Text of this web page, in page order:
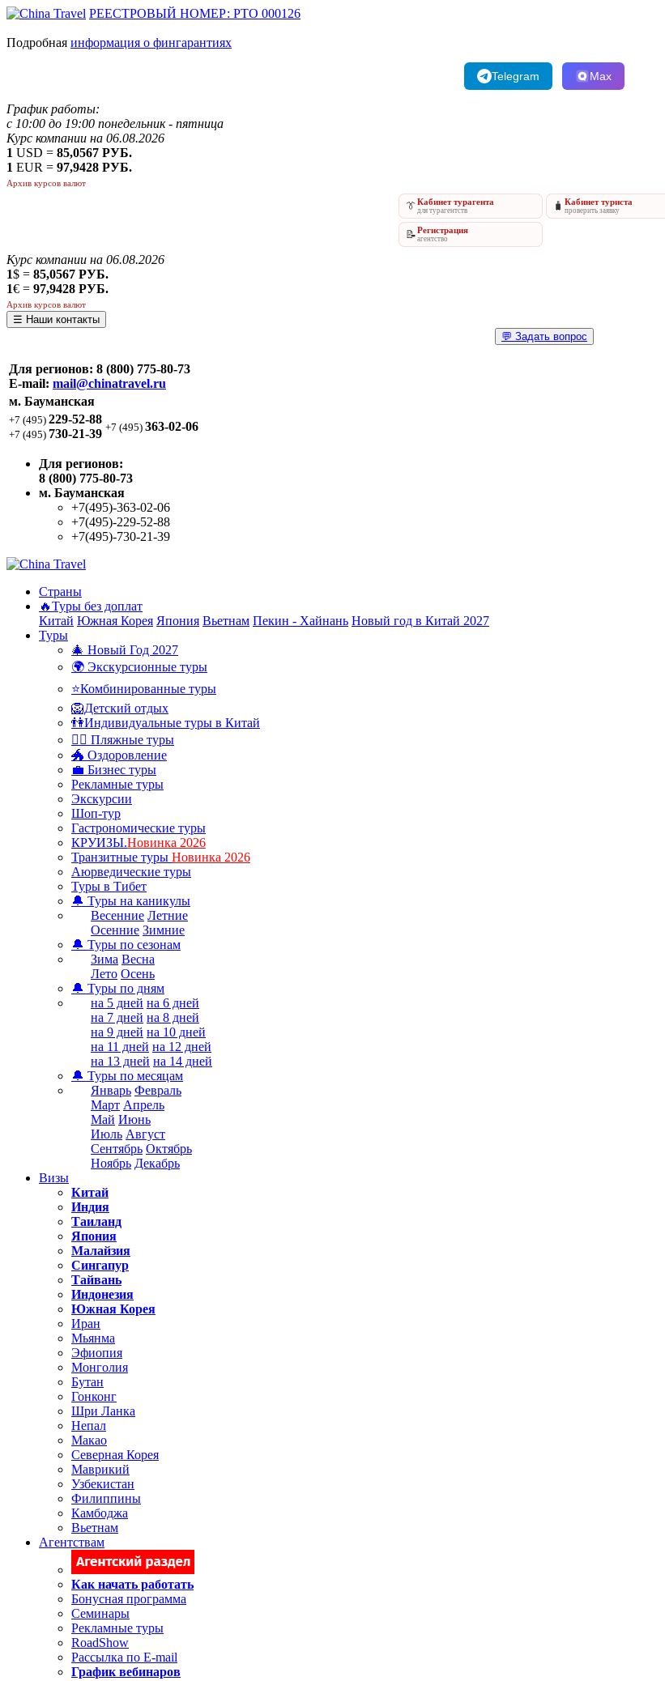
РЕЕСТРОВЫЙ НОМЕР: РТО 000126
Подробная информация о фингарантиях
Telegram Max
График работы:
с 10:00 до 19:00 понедельник - пятница
Курс компании на 06.08.2026
1 USD = 85,0567 РУБ.
1 EUR = 97,9428 РУБ.
Архив курсов валют
👔Кабинет турагента
для турагентств 🧳 Кабинет туриста
проверить заявку
📝Регистрация
агентство
Курс компании на 06.08.2026
1$ = 85,0567 РУБ.
1€ = 97,9428 РУБ.
Архив курсов валют
☰ Наши контакты
💬 Задать вопрос
Для регионов: 8 (800) 775-80-73
E-mail: mail@chinatravel.ru
м. Бауманская
+7 (495) 229-52-88
+7 (495) 730-21-39 +7 (495) 363-02-06
Для регионов:
8 (800) 775-80-73
м. Бауманская
+7(495)-363-02-06
+7(495)-229-52-88
+7(495)-730-21-39
Страны
🔥Туры без доплат
Китай Южная Корея Япония Вьетнам Пекин - Хайнань Новый год в Китай 2027
Туры
🎄 Новый Год 2027
🌍 Экскурсионные туры
⭐Комбинированные туры
🦁Детский отдых
👫Индивидуальные туры в Китай
🏊‍♂ Пляжные туры
🐲 Оздоровление
💼 Бизнес туры
Рекламные туры
Экскурсии
Шоп-тур
Гастрономические туры
КРУИЗЫ.Новинка 2026
Транзитные туры Новинка 2026
Аюрведические туры
Туры в Тибет
🔔 Туры на каникулы
Весенние Летние
Осенние Зимние
🔔 Туры по сезонам
Зима Весна
Лето Осень
🔔 Туры по дням
на 5 дней на 6 дней
на 7 дней на 8 дней
на 9 дней на 10 дней
на 11 дней на 12 дней
на 13 дней на 14 дней
🔔 Туры по месяцам
Январь Февраль
Март Апрель
Май Июнь
Июль Август
Сентябрь Октябрь
Ноябрь Декабрь
Визы
Китай
Индия
Таиланд
Япония
Малайзия
Сингапур
Тайвань
Индонезия
Южная Корея
Иран
Мьянма
Эфиопия
Монголия
Бутан
Гонконг
Шри Ланка
Непал
Макао
Северная Корея
Маврикий
Узбекистан
Филиппины
Камбоджа
Вьетнам
Агентствам
Как начать работать
Бонусная программа
Семинары
Рекламные туры
RoadShow
Рассылка по E-mail
График вебинаров